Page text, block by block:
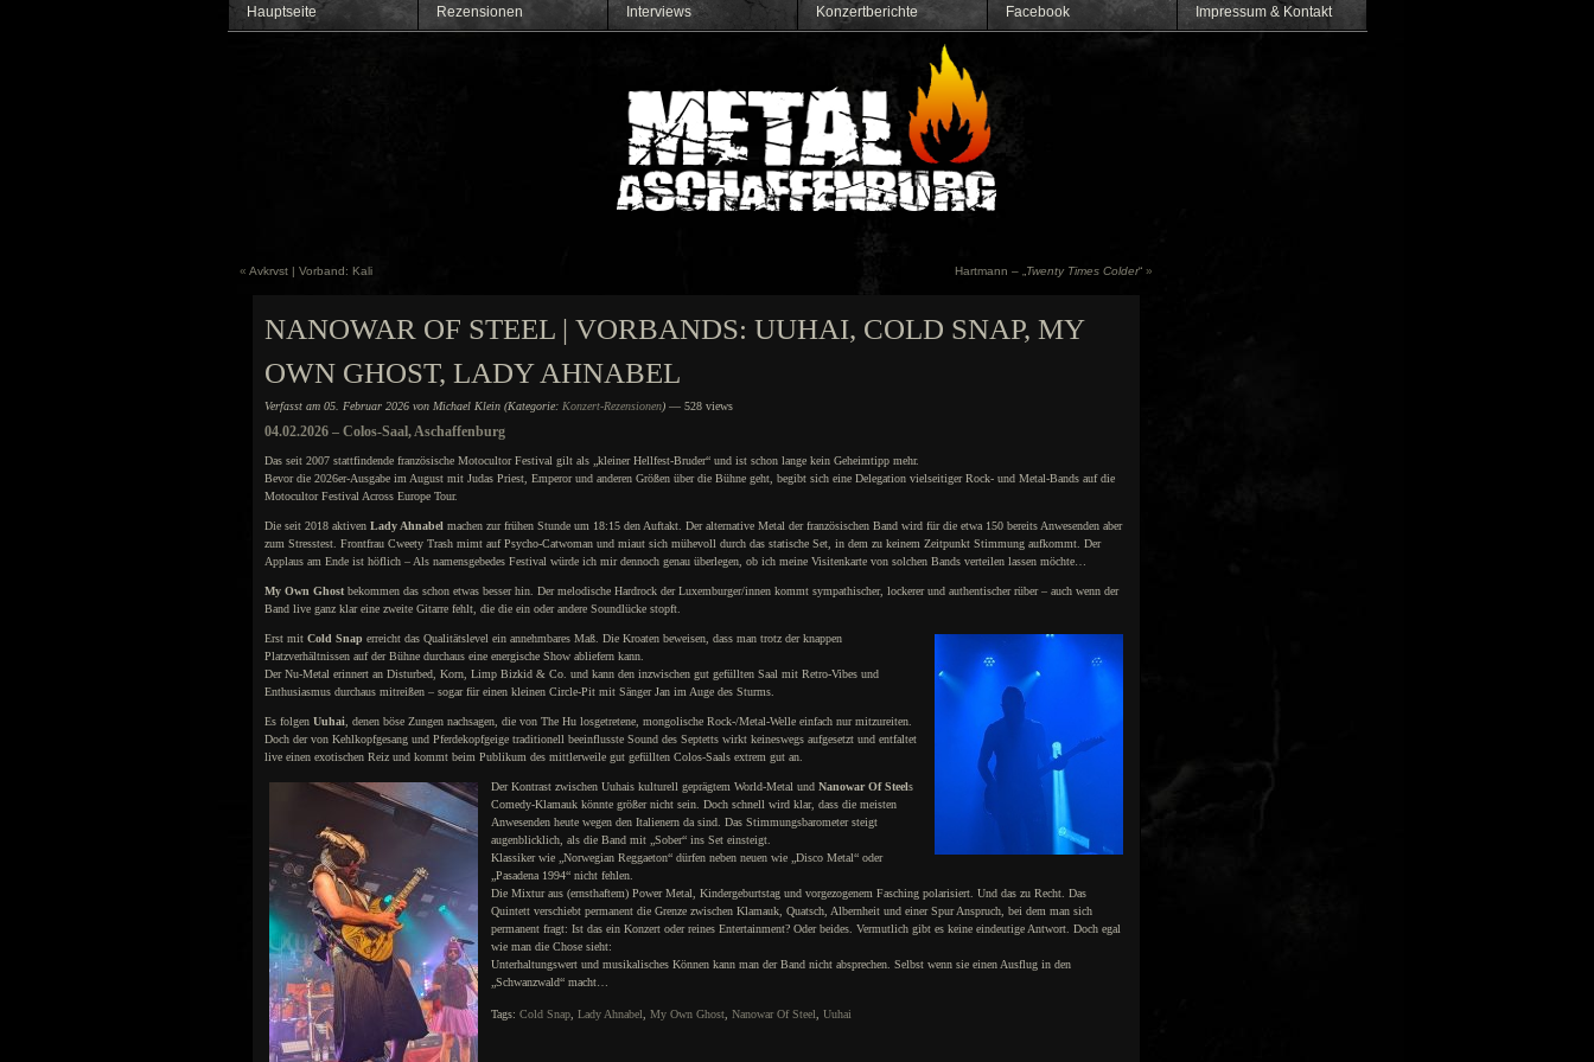
Hauptseite Rezensionen Interviews Konzertberichte Facebook Impressum & Kontakt
« Avkrvst | Vorband: Kali Hartmann – „ Twenty Times Colder“ »
NANOWAR OF STEEL | VORBANDS: UUHAI, COLD SNAP, MY
OWN GHOST, LADY AHNABEL
Verfasst am 05. Februar 2026 von Michael Klein (Kategorie: Konzert-Rezensionen) — 528 views
04.02.2026 – Colos-Saal, Aschaffenburg
Das seit 2007 stattfindende französische Motocultor Festival gilt als „kleiner Hellfest-Bruder“ und ist schon lange kein Geheimtipp mehr.
Bevor die 2026er-Ausgabe im August mit Judas Priest, Emperor und anderen Größen über die Bühne geht, begibt sich eine Delegation vielseitiger Rock- und Metal-Bands auf die
Motocultor Festival Across Europe Tour.
Die seit 2018 aktiven Lady Ahnabel machen zur frühen Stunde um 18:15 den Auftakt. Der alternative Metal der französischen Band wird für die etwa 150 bereits Anwesenden aber
zum Stresstest. Frontfrau Cweety Trash mimt auf Psycho-Catwoman und miaut sich mühevoll durch das statische Set, in dem zu keinem Zeitpunkt Stimmung aufkommt. Der
Applaus am Ende ist höflich – Als namensgebedes Festival würde ich mir dennoch genau überlegen, ob ich meine Visitenkarte von solchen Bands verteilen lassen möchte…
My Own Ghost bekommen das schon etwas besser hin. Der melodische Hardrock der Luxemburger/innen kommt sympathischer, lockerer und authentischer rüber – auch wenn der
Band live ganz klar eine zweite Gitarre fehlt, die die ein oder andere Soundlücke stopft.
Erst mit Cold Snap erreicht das Qualitätslevel ein annehmbares Maß. Die Kroaten beweisen, dass man trotz der knappen
Platzverhältnissen auf der Bühne durchaus eine energische Show abliefern kann.
Der Nu-Metal erinnert an Disturbed, Korn, Limp Bizkid & Co. und kann den inzwischen gut gefüllten Saal mit Retro-Vibes und
Enthusiasmus durchaus mitreißen – sogar für einen kleinen Circle-Pit mit Sänger Jan im Auge des Sturms.
Es folgen Uuhai , denen böse Zungen nachsagen, die von The Hu losgetretene, mongolische Rock-/Metal-Welle einfach nur mitzureiten.
Doch der von Kehlkopfgesang und Pferdekopfgeige traditionell beeinflusste Sound des Septetts wirkt keineswegs aufgesetzt und entfaltet
live einen exotischen Reiz und kommt beim Publikum des mittlerweile gut gefüllten Colos-Saals extrem gut an.
Der Kontrast zwischen Uuhais kulturell geprägtem World-Metal und Nanowar Of Steels
Comedy-Klamauk könnte größer nicht sein. Doch schnell wird klar, dass die meisten
Anwesenden heute wegen den Italienern da sind. Das Stimmungsbarometer steigt
augenblicklich, als die Band mit „Sober“ ins Set einsteigt.
Klassiker wie „Norwegian Reggaeton“ dürfen neben neuen wie „Disco Metal“ oder
„Pasadena 1994“ nicht fehlen.
Die Mixtur aus (ernsthaftem) Power Metal, Kindergeburtstag und vorgezogenem Fasching polarisiert. Und das zu Recht. Das
Quintett verschiebt permanent die Grenze zwischen Klamauk, Quatsch, Albernheit und einer Spur Anspruch, bei dem man sich
permanent fragt: Ist das ein Konzert oder reines Entertainment? Oder beides. Vermutlich gibt es keine eindeutige Antwort. Doch egal
wie man die Chose sieht:
Unterhaltungswert und musikalisches Können kann man der Band nicht absprechen. Selbst wenn sie einen Ausflug in den
„Schwanzwald“ macht…
Tags: Cold Snap Lady Ahnabel My Own Ghost Nanowar Of Steel Uuhai